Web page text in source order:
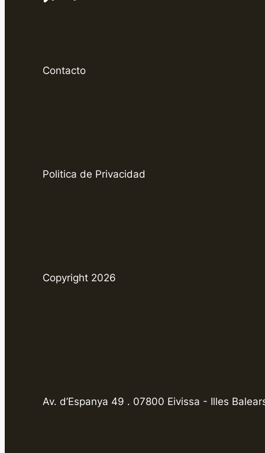
Contacto
Politica de Privacidad
Copyright 2026
Av. d’Espanya 49 . 07800 Eivissa - Illes